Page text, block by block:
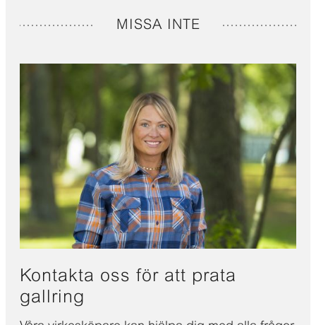
MISSA INTE
Kontakta oss för att prata
gallring